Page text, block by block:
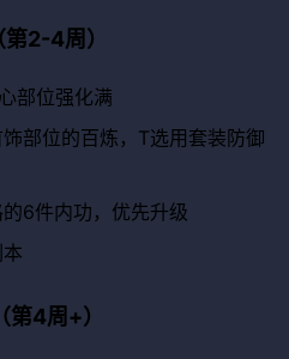
2-4周）
部位强化满
部位的百炼，T选用套装防御
6件内功，优先升级
4周+）